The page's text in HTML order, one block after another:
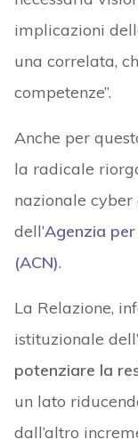
implicazioni
una correlata,
competenze”.
Anche per
la radicale
nazionale cyber
dell’Agenzia
(ACN).
La Relazione,
istituzionale
potenziare la
un lato
dall’altro